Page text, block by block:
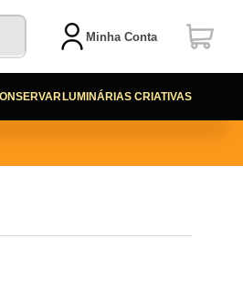
Minha Conta
LUMINÁRIAS CRIATIVAS